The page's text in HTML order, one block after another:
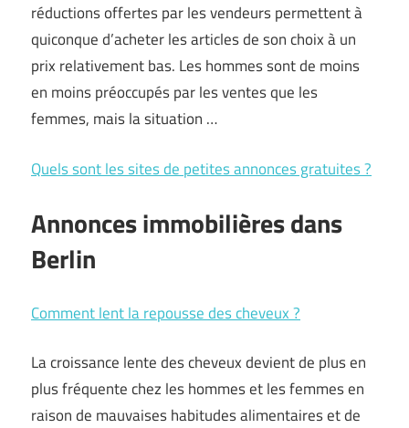
réductions offertes par les vendeurs permettent à
quiconque d’acheter les articles de son choix à un
prix relativement bas. Les hommes sont de moins
en moins préoccupés par les ventes que les
femmes, mais la situation …
Quels sont les sites de petites annonces gratuites ?
Annonces immobilières dans
Berlin
Comment lent la repousse des cheveux ?
La croissance lente des cheveux devient de plus en
plus fréquente chez les hommes et les femmes en
raison de mauvaises habitudes alimentaires et de